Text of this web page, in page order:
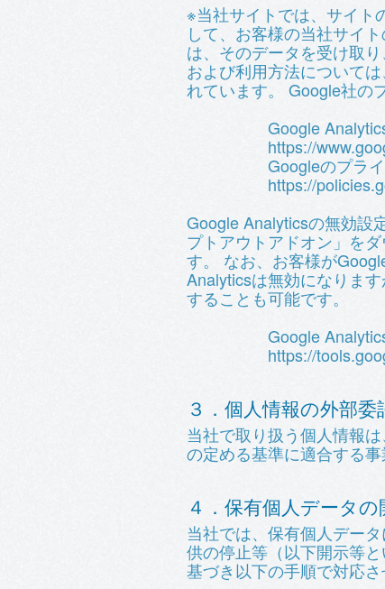
※当社サイトでは、サイト
して、お客様の当社サイ
は、そのデータを受け取
および利用方法について
れています。 Google社の
Google Analyticsの
https://
Googleのプライバシ
https://
Google Analyticsの無効設
プトアウトアドオン」を
す。 なお、お客様が
Analyticsは無効になりま
することも可能です。
Google Analyticsオプ
https://
３．個人情報の外部委
当社で取り扱う個人情報
の定める基準に適合する
４．保有個人データ
当社では、保有個人デー
供の停止等（以下開示等
基づき以下の手順で対応さ